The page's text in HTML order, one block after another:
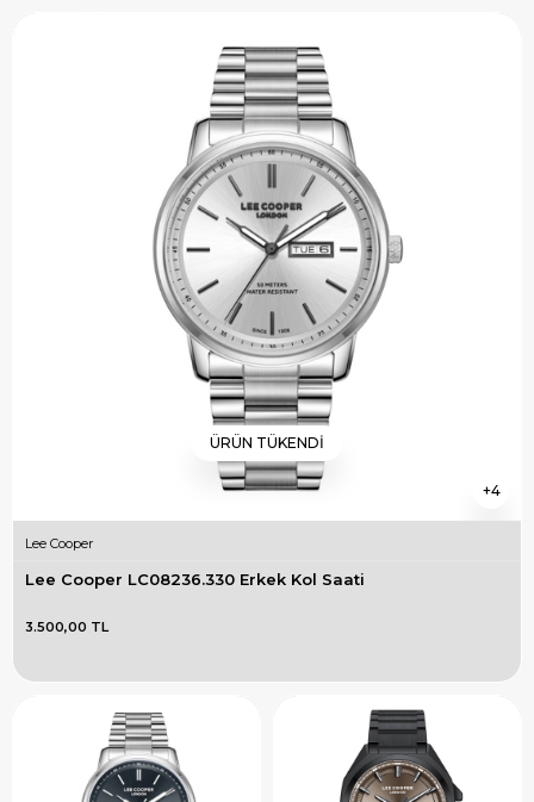
4
ÜRÜN TÜKENDI
Lee Cooper
Lee Cooper LC08236.330 Erkek Kol Saati
3.500,00 TL